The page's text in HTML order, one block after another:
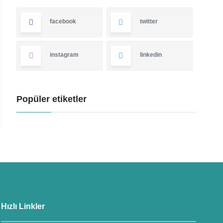
facebook twitter
instagram linkedin
Popüler etiketler
Hızlı Linkler